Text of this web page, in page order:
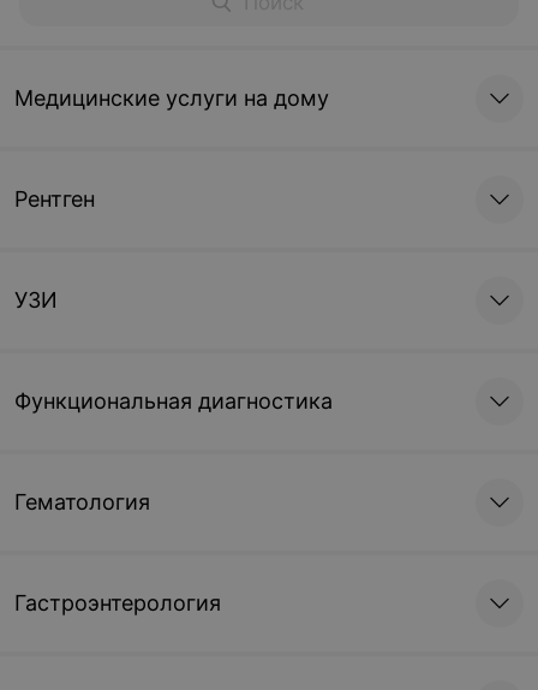
Медицинские услуги на дому
Рентген
УЗИ
Функциональная диагностика
Гематология
Гастроэнтерология